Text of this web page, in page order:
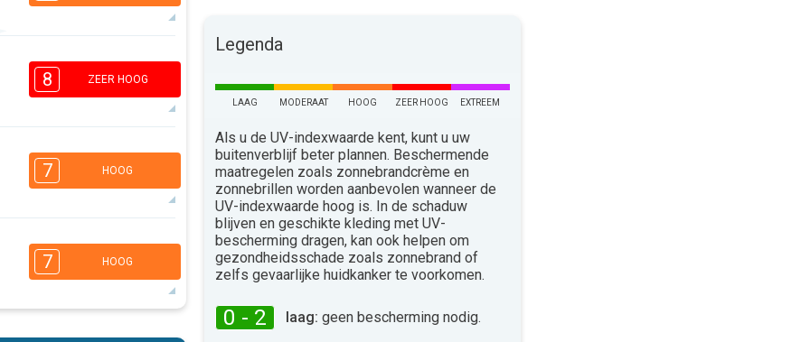
16:00
3
32°max
8 ZEER HOOG
5
16:00
33°max
7 HOOG
4
16:00
34°max
7 HOOG
4
Legenda
LAAG MODERAAT HOOG ZEER HOOG EXTREEM
Als u de UV-indexwaarde kent, kunt u uw
buitenverblijf beter plannen. Beschermende
maatregelen zoals zonnebrandcrème en
zonnebrillen worden aanbevolen wanneer de
UV-indexwaarde hoog is. In de schaduw
blijven en geschikte kleding met UV-
bescherming dragen, kan ook helpen om
gezondheidsschade zoals zonnebrand of
zelfs gevaarlijke huidkanker te voorkomen.
0 - 2 laag: geen bescherming nodig.